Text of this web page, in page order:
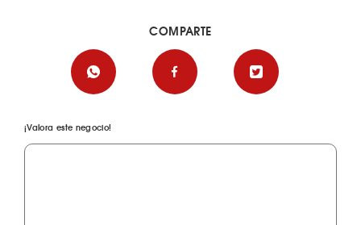
¡Valora este negocio!
COMPARTE